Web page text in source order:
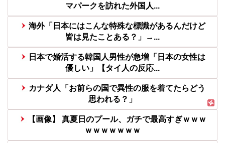
マパークを訪れた外国人...
海外「日本にはこんな特殊な標識があるんだけど
皆は見たことある？」→...
日本で婚活する韓国人男性が急増「日本の女性は
優しい」【タイ人の反応...
カナダ人「お前らの国で異性の服を着てたらどう
思われる？」
【画像】 真夏日のプール、ガチで最高すぎｗｗｗ
ｗｗｗｗｗｗｗ